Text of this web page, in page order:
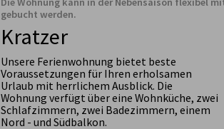
gebucht werden.
Kratzer
Unsere Ferienwohnung bietet beste
Voraussetzungen für Ihren erholsamen
Urlaub mit herrlichem Ausblick. Die
Wohnung verfügt über eine Wohnküche, zwei
Schlafzimmern, zwei Badezimmern, einem
Nord - und Südbalkon.